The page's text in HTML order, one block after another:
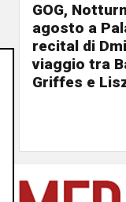
GOG,
agosto a
recital di
viaggio tra
Griffes e